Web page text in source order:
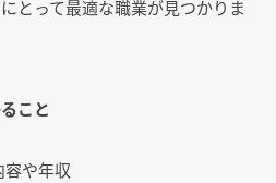
とって最適な職業が見つかりま
こと
や年収